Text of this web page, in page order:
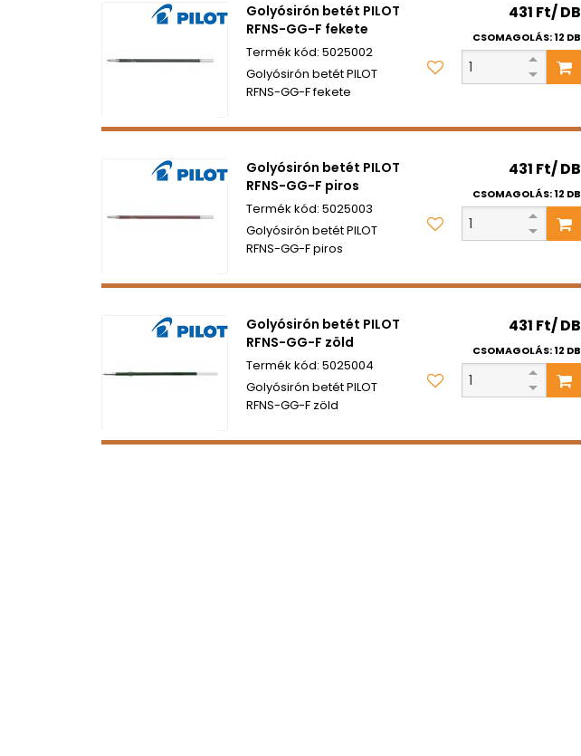
Golyósirón betét PILOT
RFNS-GG-F fekete
5025002
Golyósirón betét PILOT
RFNS-GG-F fekete
431 Ft/ DB
CSOMAGOLÁS: 12 DB
Golyósirón betét PILOT
RFNS-GG-F piros
5025003
Golyósirón betét PILOT
RFNS-GG-F piros
431 Ft/ DB
CSOMAGOLÁS: 12 DB
Golyósirón betét PILOT
RFNS-GG-F zöld
5025004
Golyósirón betét PILOT
RFNS-GG-F zöld
431 Ft/ DB
CSOMAGOLÁS: 12 DB